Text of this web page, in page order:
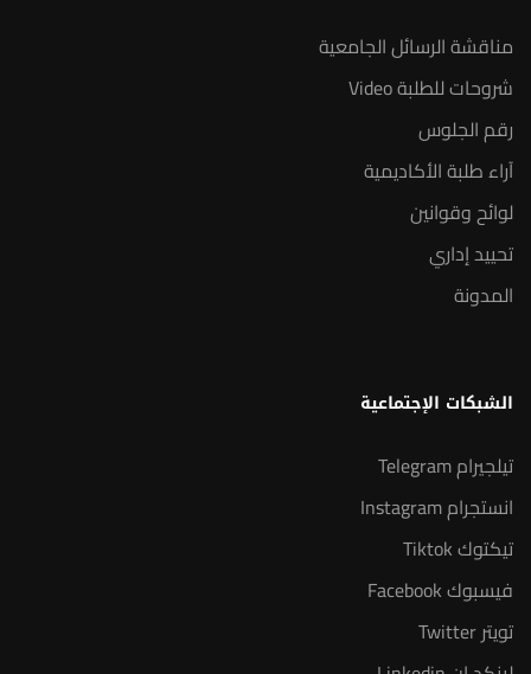
مناقشة الرسائل الجامعية
شروحات للطلبة Video
رقم الجلوس
آراء طلبة الأكاديمية
لوائح وقوانين
تحييد إداري
المدونة
الشبكات الإجتماعية
تيلجيرام Telegram
انستجرام Instagram
تيكتوك Tiktok
فيسبوك Facebook
تويتر Twitter